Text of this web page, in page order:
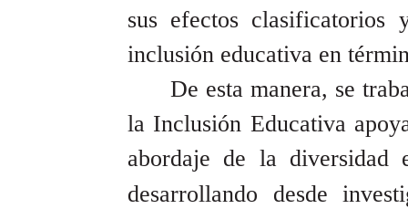
sus efectos clasificatorios
inclusión educativa en
De esta manera, se
la Inclusión Educativa
abordaje de la diversidad
desarrollando desde